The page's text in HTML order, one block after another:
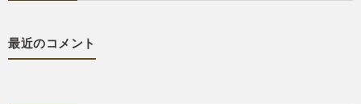
最近のコメント